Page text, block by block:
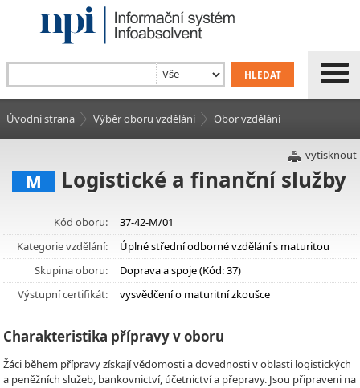
Úvodní strana Výběr oboru vzdělání Obor vzdělání
vytisknout
M Logistické a finanční služby
Kód oboru:
37-42-M/01
Kategorie vzdělání:
Úplné střední odborné vzdělání s maturitou
Skupina oboru:
Doprava a spoje (Kód: 37)
Výstupní certifikát:
vysvědčení o maturitní zkoušce
Charakteristika přípravy v oboru
Žáci během přípravy získají vědomosti a dovednosti v oblasti logistických
a peněžních služeb, bankovnictví, účetnictví a přepravy. Jsou připraveni na